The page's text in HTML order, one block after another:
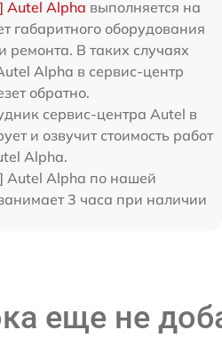
Autel Alpha выполняется на
габаритного оборудования
ремонта. В таких случаях
Alpha в сервис-центр
обратно.
сервис-центра Autel в
и озвучит стоимость работ
Alpha.
Autel Alpha по нашей
3 часа при наличии
еще не